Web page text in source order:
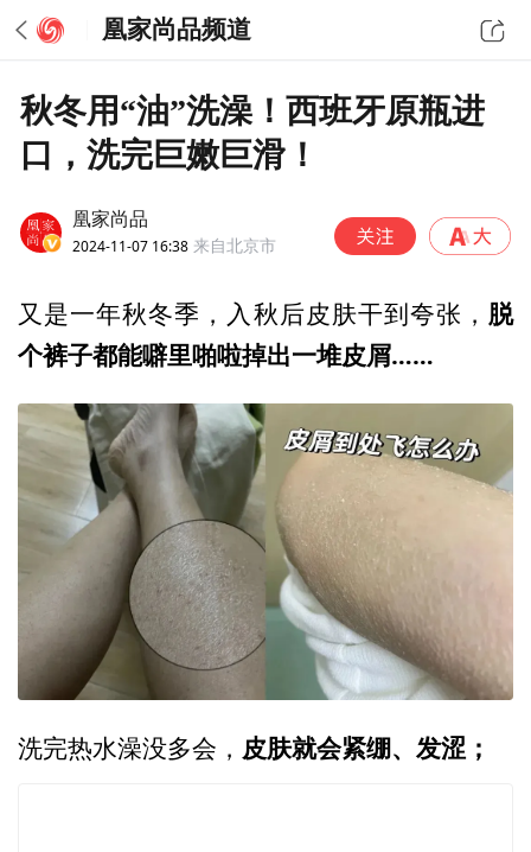
凰家尚品频道
秋冬用“油”洗澡！西班牙原瓶进
口，洗完巨嫩巨滑！
凰家尚品
2024-11-07 16:38 来自北京市
又是一年秋冬季，入秋后皮肤干到夸张， 脱
个裤子都能噼里啪啦掉出一堆皮屑……
洗完热水澡没多会， 皮肤就会紧绷、发涩；